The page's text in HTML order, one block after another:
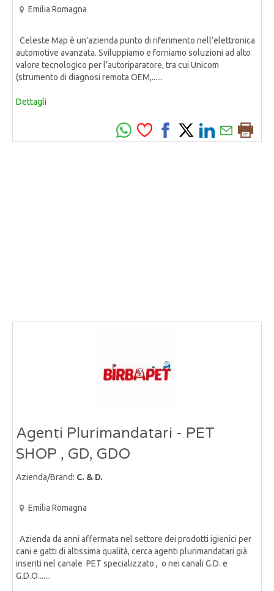
Emilia Romagna
Celeste Map è un’azienda punto di riferimento nell’elettronica
automotive avanzata. Sviluppiamo e forniamo soluzioni ad alto
valore tecnologico per l’autoriparatore, tra cui Unicom
(strumento di diagnosi remota OEM,......
Dettagli
Agenti Plurimandatari - PET
SHOP , GD, GDO
Azienda/Brand: C. & D.
Emilia Romagna
Azienda da anni affermata nel settore dei prodotti igienici per
cani e gatti di altissima qualità, cerca agenti plurimandatari già
inseriti nel canale PET specializzato , o nei canali G.D. e
G.D.O.......